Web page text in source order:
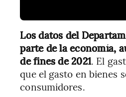
Los datos del
parte de la economía,
de fines de 2021. El
que el gasto en bienes
consumidores.